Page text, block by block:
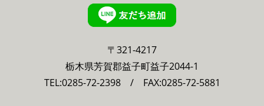
〒321-4217
栃木県芳賀郡益子町益子2044-1
TEL:0285-72-2398/ FAX:0285-72-5881